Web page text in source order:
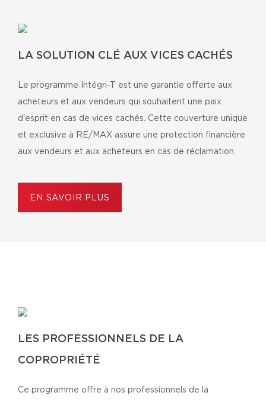
LA SOLUTION CLÉ AUX VICES CACHÉS
Le programme Intégri-T est une garantie offerte aux
acheteurs et aux vendeurs qui souhaitent une paix
d'esprit en cas de vices cachés. Cette couverture unique
et exclusive à RE/MAX assure une protection financière
aux vendeurs et aux acheteurs en cas de réclamation.
EN SAVOIR PLUS
LES PROFESSIONNELS DE LA
COPROPRIÉTÉ
Ce programme offre à nos professionnels de la